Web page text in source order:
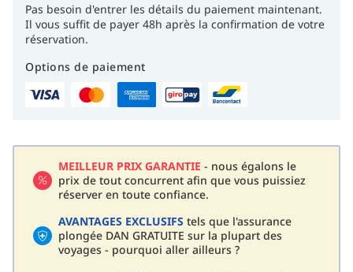
Pas besoin d'entrer les détails du paiement maintenant.
Il vous suffit de payer 48h après la confirmation de votre
réservation.
Options de paiement
MEILLEUR PRIX GARANTIE - nous égalons le
prix de tout concurrent afin que vous puissiez
réserver en toute confiance.
AVANTAGES EXCLUSIFS tels que l'assurance
plongée DAN GRATUITE sur la plupart des
voyages - pourquoi aller ailleurs ?